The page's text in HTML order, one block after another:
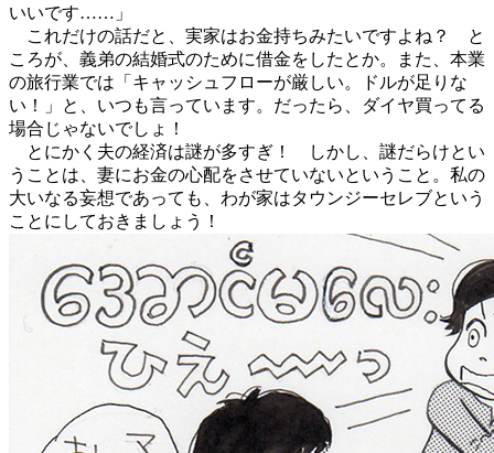
いいです……」
これだけの話だと、実家はお金持ちみたいですよね？ と
ころが、義弟の結婚式のために借金をしたとか。また、本業
の旅行業では「キャッシュフローが厳しい。ドルが足りな
い！」と、いつも言っています。だったら、ダイヤ買ってる
場合じゃないでしょ！
とにかく夫の経済は謎が多すぎ！ しかし、謎だらけとい
うことは、妻にお金の心配をさせていないということ。私の
大いなる妄想であっても、わが家はタウンジーセレブという
ことにしておきましょう！